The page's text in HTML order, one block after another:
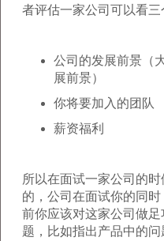
者评估一家公司可以看三
公司的发展前景（
展前景）
你将要加入的团队
薪资福利
所以在面试一家公司的
的，公司在面试你的同
前你应该对这家公司做
题，比如指出产品中的